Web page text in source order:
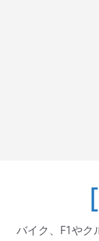
バイク、F1やク